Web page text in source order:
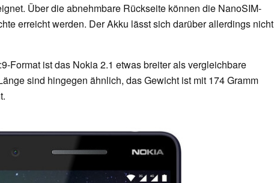
Über die abnehmbare Rückseite können die NanoSIM-
erreicht werden. Der Akku lässt sich darüber allerdings nicht
Format ist das Nokia 2.1 etwas breiter als vergleichbare
sind hingegen ähnlich, das Gewicht ist mit 174 Gramm